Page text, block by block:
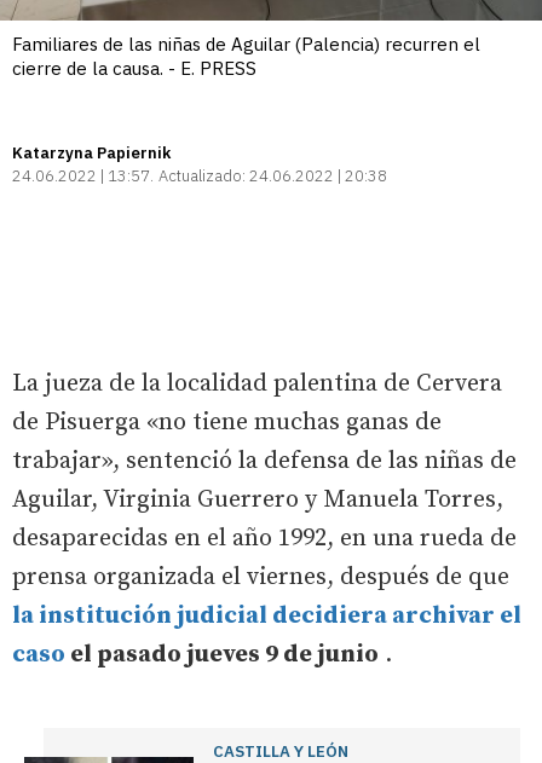
Familiares de las niñas de Aguilar (Palencia) recurren el
cierre de la causa. - E. PRESS
Katarzyna Papiernik
24.06.2022 | 13:57 Actualizado: 24.06.2022 | 20:38
La jueza de la localidad palentina de Cervera
de Pisuerga «no tiene muchas ganas de
trabajar», sentenció la defensa de las niñas de
Aguilar, Virginia Guerrero y Manuela Torres,
desaparecidas en el año 1992, en una rueda de
prensa organizada el viernes, después de que
la institución judicial decidiera archivar el
caso el pasado jueves 9 de junio .
CASTILLA Y LEÓN